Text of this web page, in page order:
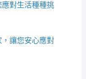
對生活種種挑
，讓您安心應對